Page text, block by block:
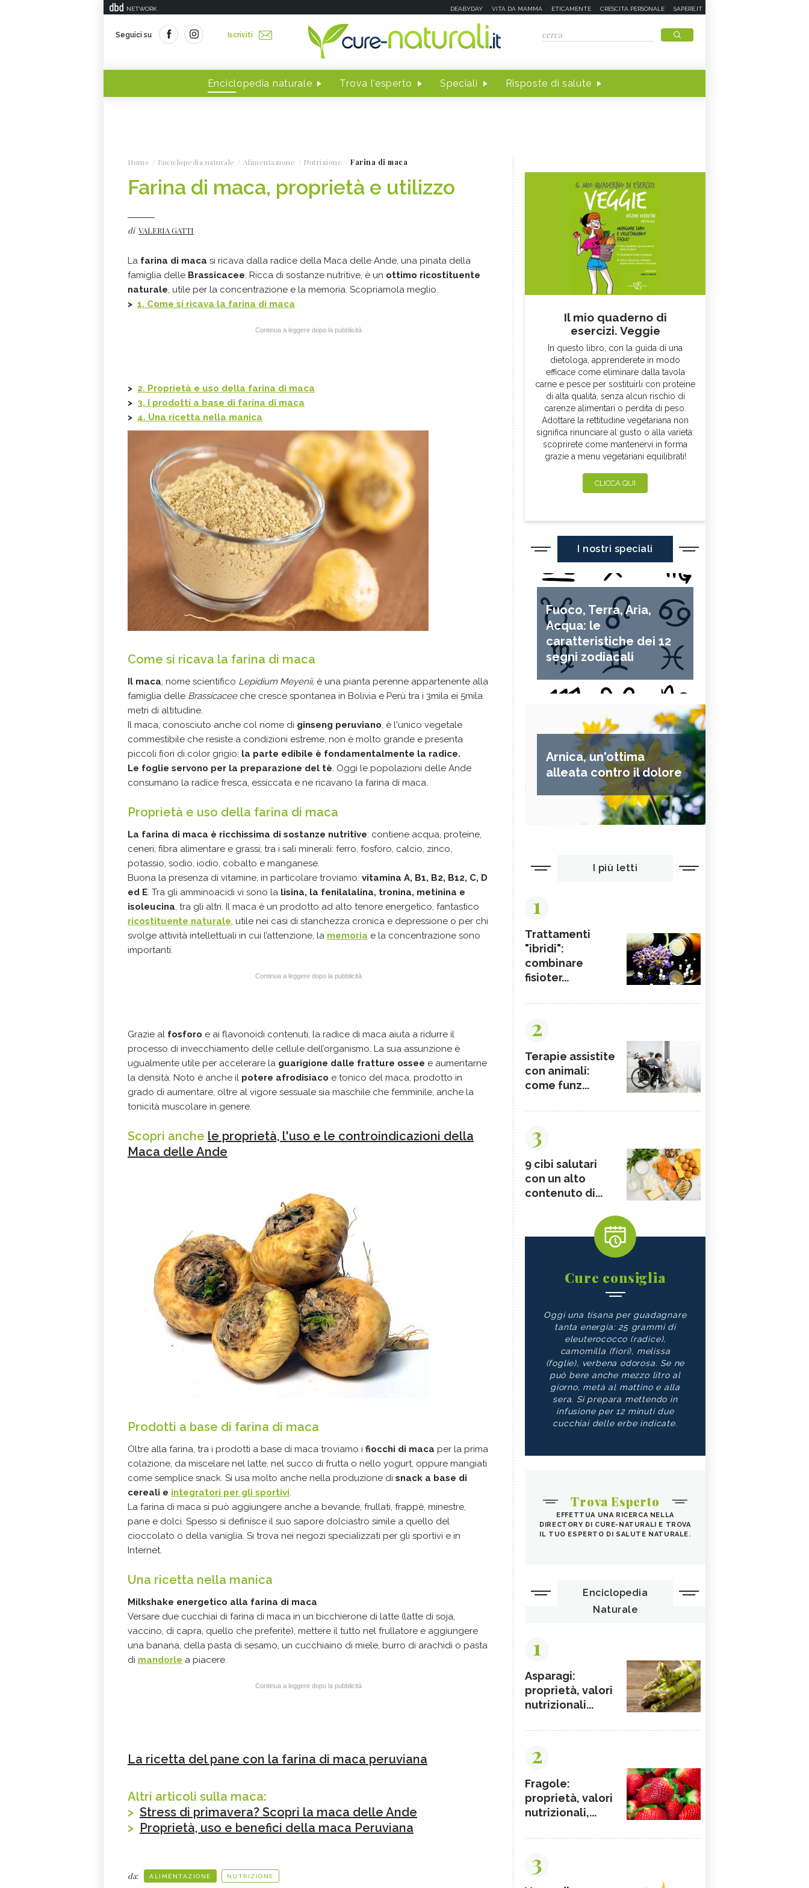
NETWORK DEABYDAY VITA DA MAMMA ETICAMENTE CRESCITA PERSONALE SAPERE.IT
Seguici su Iscriviti
Enciclopedia naturale Trova l'esperto Speciali Risposte di salute
Home Enciclopedia naturale Alimentazione Nutrizione Farina di maca
Farina di maca, proprietà e utilizzo
di VALERIA GATTI
La farina di maca si ricava dalla radice della Maca delle Ande, una pinata della
famiglia delle Brassicacee. Ricca di sostanze nutritive, è un ottimo ricostituente
naturale, utile per la concentrazione e la memoria. Scopriamola meglio.
> 1. Come si ricava la farina di maca
Continua a leggere dopo la pubblicità
> 2. Proprietà e uso della farina di maca
> 3. I prodotti a base di farina di maca
> 4. Una ricetta nella manica
Come si ricava la farina di maca
Il maca, nome scientifico Lepidium Meyenii, è una pianta perenne appartenente alla
famiglia delle Brassicaceeche cresce spontanea in Bolivia e Perù tra i 3mila ei 5mila
metri di altitudine.
Il maca, conosciuto anche col nome di ginseng peruviano, è l'unico vegetale
commestibile che resiste a condizioni estreme, non è molto grande e presenta
piccoli fiori di color grigio; la parte edibile è fondamentalmente la radice.
Le foglie servono per la preparazione del tè. Oggi le popolazioni delle Ande
consumano la radice fresca, essiccata e ne ricavano la farina di maca.
Proprietà e uso della farina di maca
La farina di maca è ricchissima di sostanze nutritive: contiene acqua, proteine,
ceneri, fibra alimentare e grassi; tra i sali minerali: ferro, fosforo, calcio, zinco,
potassio, sodio, iodio, cobalto e manganese.
Buona la presenza di vitamine, in particolare troviamo: vitamina A, B1, B2, B12, C, D
ed E. Tra gli amminoacidi vi sono la lisina, la fenilalalina, tronina, metinina e
isoleucina, tra gli altri. Il maca è un prodotto ad alto tenore energetico, fantastico
ricostituente naturale, utile nei casi di stanchezza cronica e depressione o per chi
svolge attività intellettuali in cui l’attenzione, la memoria e la concentrazione sono
importanti.
Continua a leggere dopo la pubblicità
Grazie al fosforo e ai flavonoidi contenuti, la radice di maca aiuta a ridurre il
processo di invecchiamento delle cellule dell’organismo. La sua assunzione è
ugualmente utile per accelerare la guarigione dalle fratture ossee e aumentarne
la densità. Noto è anche il potere afrodisiaco e tonico del maca, prodotto in
grado di aumentare, oltre al vigore sessuale sia maschile che femminile, anche la
tonicità muscolare in genere.
Scopri anche le proprietà, l'uso e le controindicazioni della
Maca delle Ande
Prodotti a base di farina di maca
Oltre alla farina, tra i prodotti a base di maca troviamo i fiocchi di maca per la prima
colazione, da miscelare nel latte, nel succo di frutta o nello yogurt, oppure mangiati
come semplice snack. Si usa molto anche nella produzione di snack a base di
cereali e integratori per gli sportivi.
La farina di maca si può aggiungere anche a bevande, frullati, frappè, minestre,
pane e dolci. Spesso si definisce il suo sapore dolciastro simile a quello del
cioccolato o della vaniglia. Si trova nei negozi specializzati per gli sportivi e in
Internet.
Una ricetta nella manica
Milkshake energetico alla farina di maca
Versare due cucchiai di farina di maca in un bicchierone di latte (latte di soja,
vaccino, di capra, quello che preferite), mettere il tutto nel frullatore e aggiungere
una banana, della pasta di sesamo, un cucchiaino di miele, burro di arachidi o pasta
di mandorle a piacere.
Continua a leggere dopo la pubblicità
La ricetta del pane con la farina di maca peruviana
Altri articoli sulla maca:
> Stress di primavera? Scopri la maca delle Ande
> Proprietà, uso e benefici della maca Peruviana
da: ALIMENTAZIONE NUTRIZIONE
Il mio quaderno di
esercizi. Veggie
In questo libro, con la guida di una
dietologa, apprenderete in modo
efficace come eliminare dalla tavola
carne e pesce per sostituirli con proteine
di alta qualità, senza alcun rischio di
carenze alimentari o perdita di peso.
Adottare la rettitudine vegetariana non
significa rinunciare al gusto o alla varietà:
scoprirete come mantenervi in forma
grazie a menu vegetariani equilibrati!
CLICCA QUI
I nostri speciali
Fuoco, Terra, Aria,
Acqua: le
caratteristiche dei 12
segni zodiacali
Arnica, un'ottima
alleata contro il dolore
I più letti
1
Trattamenti
"ibridi":
combinare
fisioter...
2
Terapie assistite
con animali:
come funz...
3
9 cibi salutari
con un alto
contenuto di...
Cure consiglia
Oggi una tisana per guadagnare
tanta energia: 25 grammi di
eleuterococco (radice),
camomilla (fiori), melissa
(foglie), verbena odorosa. Se ne
può bere anche mezzo litro al
giorno, metà al mattino e alla
sera. Si prepara mettendo in
infusione per 12 minuti due
cucchiai delle erbe indicate.
Trova Esperto
EFFETTUA UNA RICERCA NELLA
DIRECTORY DI CURE-NATURALI E TROVA
IL TUO ESPERTO DI SALUTE NATURALE.
Enciclopedia
Naturale
1
Asparagi:
proprietà, valori
nutrizionali...
2
Fragole:
proprietà, valori
nutrizionali,...
3